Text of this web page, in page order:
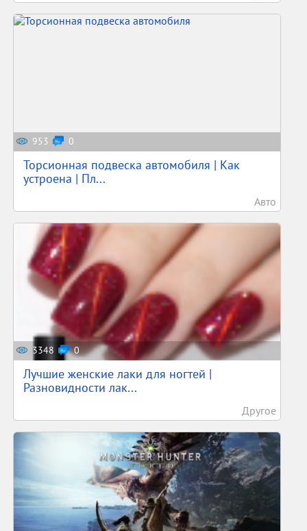
953 0
Торсионная подвеска автомобиля | Как
устроена | Пл...
Авто
3348 0
Лучшие женские лаки для ногтей |
Разновидности лак...
Другое